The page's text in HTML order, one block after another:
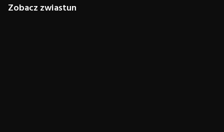
Zobacz zwiastun